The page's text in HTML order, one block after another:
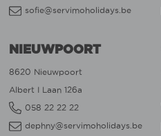
sofie@servimoholidays.be
NIEUWPOORT
8620 Nieuwpoort
Albert I Laan 126a
058 22 22 22
dephny@servimoholidays.be